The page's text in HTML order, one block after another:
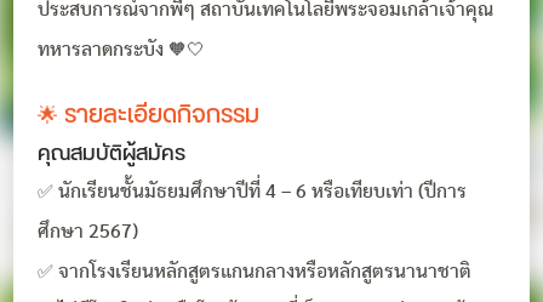
ประสบการณ์จากพี่ๆ สถาบันเทคโนโลยีพระจอมเกล้าเจ้าคุณ
ทหารลาดกระบัง 🧡🤍
🌟 รายละเอียดกิจกรรม
คุณสมบัติผู้สมัคร
✅ นักเรียนชั้นมัธยมศึกษาปีที่ 4 – 6 หรือเทียบเท่า (ปีการ
ศึกษา 2567)
✅ จากโรงเรียนหลักสูตรแกนกลางหรือหลักสูตรนานาชาติ